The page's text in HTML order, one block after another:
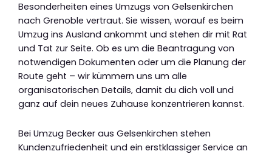
Besonderheiten eines Umzugs von Gelsenkirchen
nach Grenoble vertraut. Sie wissen, worauf es beim
Umzug ins Ausland ankommt und stehen dir mit Rat
und Tat zur Seite. Ob es um die Beantragung von
notwendigen Dokumenten oder um die Planung der
Route geht – wir kümmern uns um alle
organisatorischen Details, damit du dich voll und
ganz auf dein neues Zuhause konzentrieren kannst.
Bei Umzug Becker aus Gelsenkirchen stehen
Kundenzufriedenheit und ein erstklassiger Service an